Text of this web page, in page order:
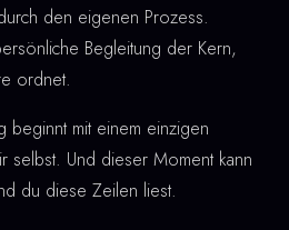
den eigenen Prozess.
Begleitung der Kern,
ordnet.
beginnt mit einem einzigen
selbst. Und dieser Moment kann
du diese Zeilen liest.